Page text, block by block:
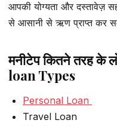
आपकी योग्यता और दस्तावेज़
से आसानी से ऋण प्राप्त कर
मनीटेप कितने तरह के
loan Types
Personal Loan
Travel Loan